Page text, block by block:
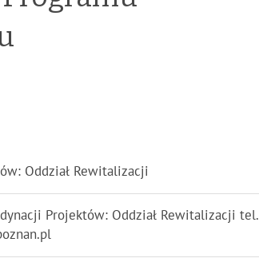
Oddział Rewitalizacji
Projektów: Oddział Rewitalizacji tel.